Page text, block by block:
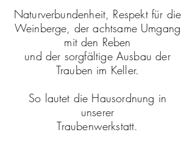
Naturverbundenheit, Respekt für die
Weinberge, der achtsame Umgang
mit den Reben
und der sorgfältige Ausbau der
Trauben im Keller.
So lautet die Hausordnung in
unserer
Traubenwerkstatt.